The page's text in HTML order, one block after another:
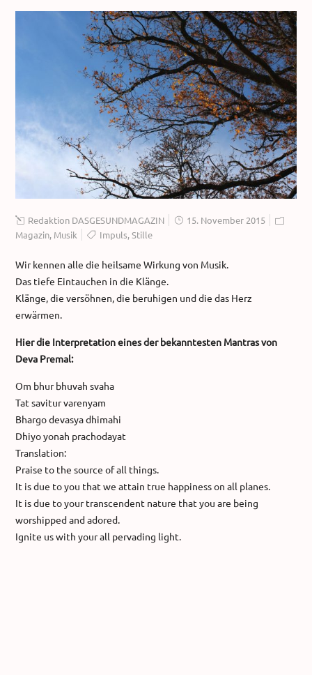
Redaktion DASGESUNDMAGAZIN
15. November 2015
Magazin, Musik Impuls,Stille
Wir kennen alle die heilsame Wirkung von Musik.
Das tiefe Eintauchen in die Klänge.
Klänge, die versöhnen, die beruhigen und die das Herz
erwärmen.
Hier die Interpretation eines der bekanntesten Mantras von
Deva Premal:
Om bhur bhuvah svaha
Tat savitur varenyam
Bhargo devasya dhimahi
Dhiyo yonah prachodayat
Translation:
Praise to the source of all things.
It is due to you that we attain true happiness on all planes.
It is due to your transcendent nature that you are being
worshipped and adored.
Ignite us with your all pervading light.